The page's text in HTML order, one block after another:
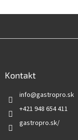
Kontakt
info@gastropro.sk
+421 948 654 411
gastropro.sk/